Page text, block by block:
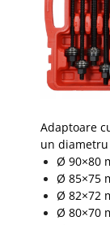
Adaptoare
un
Ø 90×80
Ø 85×75
Ø 82×72
Ø 80×70